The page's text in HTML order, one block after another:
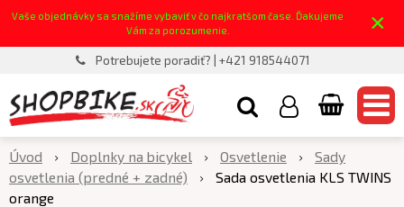
Vaše objednávky sa snažíme vybaviť v čo najkratšom čase. Ďakujeme
Vám za porozumenie.
×
Potrebujete poradiť? | +421 918544071
Úvod Doplnky na bicykel Osvetlenie
Sady
osvetlenia (predné + zadné)
Sada osvetlenia KLS TWINS
orange